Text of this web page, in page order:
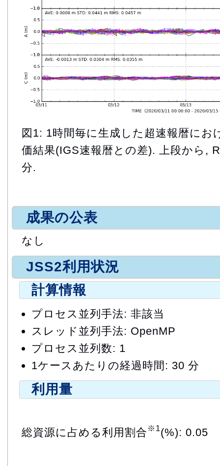
図1: 1時間毎に生成した超速報暦にお
価結果(IGS速報暦との差). 上段から,
分.
成果の公表
なし
JSS2利用状況
計算情報
プロセス並列手法: 非該当
スレッド並列手法: OpenMP
プロセス並列数: 1
1ケースあたりの経過時間: 30 分
利用量
総資源に占める利用割合 ※1(%): 0.05